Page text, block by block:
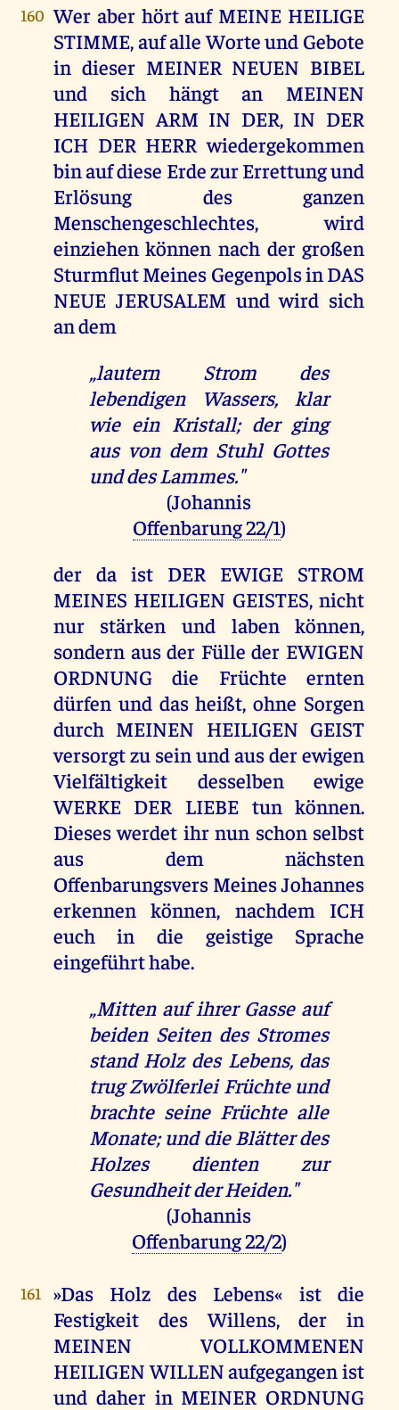
160 Wer aber hört auf MEINE HEILIGE
STIMME, auf alle Worte und Gebote
in dieser MEINER NEUEN BIBEL
und sich hängt an MEINEN
HEILIGEN ARM IN DER, IN DER
ICH DER HERR wiedergekommen
bin auf diese Erde zur Errettung und
Erlösung des ganzen
Menschengeschlechtes, wird
einziehen können nach der großen
Sturmflut Meines Gegenpols in DAS
NEUE JERUSALEM und wird sich
an dem
„lautern Strom des
lebendigen Wassers, klar
wie ein Kristall; der ging
aus von dem Stuhl Gottes
und des Lammes."
(Johannis
Offenbarung 22/1)
der da ist DER EWIGE STROM
MEINES HEILIGEN GEISTES, nicht
nur stärken und laben können,
sondern aus der Fülle der EWIGEN
ORDNUNG die Früchte ernten
dürfen und das heißt, ohne Sorgen
durch MEINEN HEILIGEN GEIST
versorgt zu sein und aus der ewigen
Vielfältigkeit desselben ewige
WERKE DER LIEBE tun können.
Dieses werdet ihr nun schon selbst
aus dem nächsten
Offenbarungsvers Meines Johannes
erkennen können, nachdem ICH
euch in die geistige Sprache
eingeführt habe.
„Mitten auf ihrer Gasse auf
beiden Seiten des Stromes
stand Holz des Lebens, das
trug Zwölferlei Früchte und
brachte seine Früchte alle
Monate; und die Blätter des
Holzes dienten zur
Gesundheit der Heiden."
(Johannis
Offenbarung 22/2)
161
»Das Holz des Lebens« ist die
Festigkeit des Willens, der in
MEINEN VOLLKOMMENEN
HEILIGEN WILLEN aufgegangen ist
und daher in MEINER ORDNUNG